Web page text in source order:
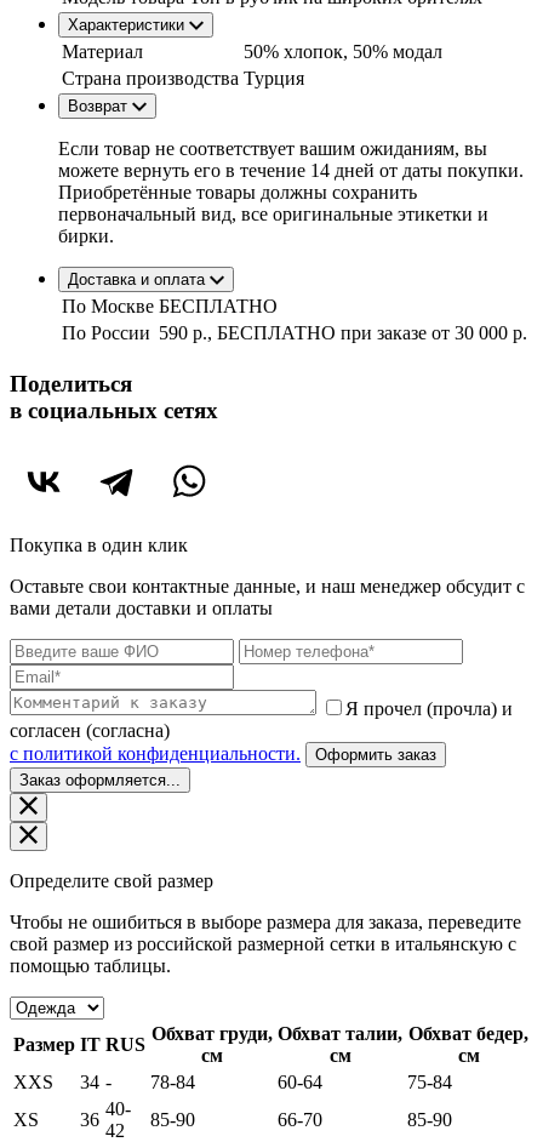
Характеристики
Материал
50% хлопок, 50% модал
Страна производства Турция
Возврат
Если товар не соответствует вашим ожиданиям, вы
можете вернуть его в течение 14 дней от даты покупки.
Приобретённые товары должны сохранить
первоначальный вид, все оригинальные этикетки и
бирки.
Доставка и оплата
По Москве БЕСПЛАТНО
По России 590 р., БЕСПЛАТНО при заказе от 30 000 р.
Поделиться
в социальных сетях
Покупка в один клик
Оставьте свои контактные данные, и наш менеджер обсудит с
вами детали доставки и оплаты
Я прочел (прочла) и
согласен (согласна)
c политикой конфиденциальности.
Оформить заказ
Заказ оформляется...
Определите свой размер
Чтобы не ошибиться в выборе размера для заказа, переведите
свой размер из российской размерной сетки в итальянскую с
помощью таблицы.
Размер IT RUS
Обхват груди,
см
Обхват талии,
см
Обхват бедер,
см
XXS
34 - 78-84 60-64
75-84
XS
36
40-
42
85-90 66-70 85-90